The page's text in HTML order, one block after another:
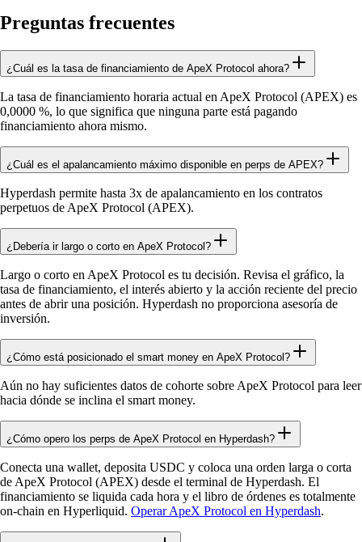
Preguntas frecuentes
¿Cuál es la tasa de financiamiento de ApeX Protocol ahora?
La tasa de financiamiento horaria actual en ApeX Protocol (APEX) es
0,0000 %, lo que significa que ninguna parte está pagando
financiamiento ahora mismo.
¿Cuál es el apalancamiento máximo disponible en perps de APEX?
Hyperdash permite hasta 3x de apalancamiento en los contratos
perpetuos de ApeX Protocol (APEX).
¿Debería ir largo o corto en ApeX Protocol?
Largo o corto en ApeX Protocol es tu decisión. Revisa el gráfico, la
tasa de financiamiento, el interés abierto y la acción reciente del precio
antes de abrir una posición. Hyperdash no proporciona asesoría de
inversión.
¿Cómo está posicionado el smart money en ApeX Protocol?
Aún no hay suficientes datos de cohorte sobre ApeX Protocol para leer
hacia dónde se inclina el smart money.
¿Cómo opero los perps de ApeX Protocol en Hyperdash?
Conecta una wallet, deposita USDC y coloca una orden larga o corta
de ApeX Protocol (APEX) desde el terminal de Hyperdash. El
financiamiento se liquida cada hora y el libro de órdenes es totalmente
on-chain en Hyperliquid. Operar ApeX Protocol en Hyperdash.